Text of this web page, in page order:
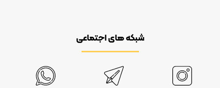
شبکه های اجتماعی